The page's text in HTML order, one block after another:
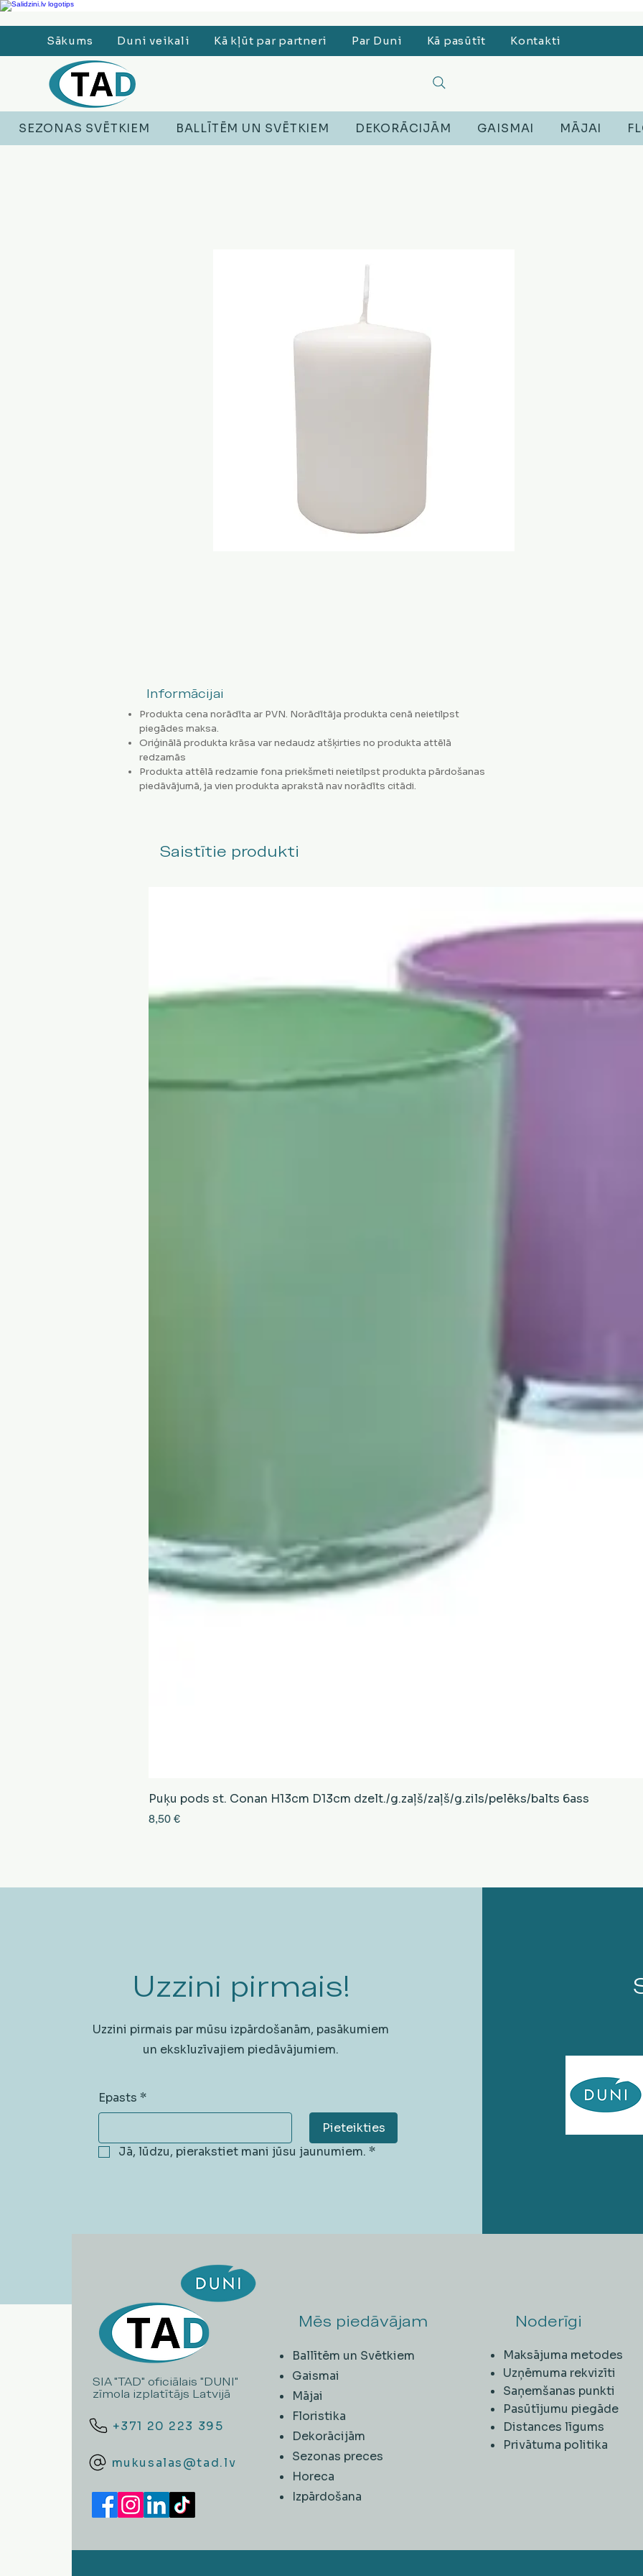
Ledusskapji, Sadzīves tehnika, Smaržas, Operatīvā atmiņa, Putekļu sūcēji, Lego, Austiņas
Sākums Duni veikali Kā kļūt par partneri Par Duni Kā pasūtīt Kontakti
SEZONAS SVĒTKIEM BALLĪTĒM UN SVĒTKIEM DEKORĀCIJĀM GAISMAI MĀJAI
Informācijai
Produkta cena norādīta ar PVN. Norādītāja produkta cenā neietilpst
piegādes maksa.
Oriģinālā produkta krāsa var nedaudz atšķirties no produkta attēlā
redzamās
Produkta attēlā redzamie fona priekšmeti neietilpst produkta pārdošanas
piedāvājumā, ja vien produkta aprakstā nav norādīts citādi.
Saistītie produkti
Ātrais skats
Puķu pods st. Conan H13cm D13cm dzelt./g.zaļš/zaļš/g.zils/pelēks/balts 6ass
Cena
8,50 €
Uzzini pirmais!
Uzzini pirmais par mūsu izpārdošanām, pasākumiem
un ekskluzīvajiem piedāvājumiem.
Epasts *
Pieteikties
Jā, lūdzu, pierakstiet mani jūsu jaunumiem. *
SIA "TAD" oficiālais "DUNI"
zīmola izplatītājs Latvijā
+371 20 223 395
mukusalas@tad.lv
Mēs piedāvājam
Ballītēm un Svētkiem
Gaismai
Mājai
Floristika
Dekorācijām
Sezonas preces
Horeca
​Izpārdošana
Noderīgi
Maksājuma metodes
Uzņēmuma rekvizīti
Saņemšanas punkti
Pasūtījumu piegāde
Distances līgums
Privātuma politika